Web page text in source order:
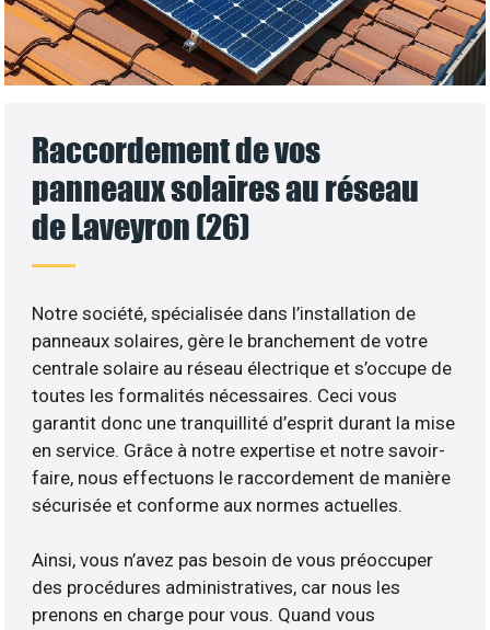
Raccordement de vos
panneaux solaires au réseau
de Laveyron (26)
Notre société, spécialisée dans l’installation de
panneaux solaires, gère le branchement de votre
centrale solaire au réseau électrique et s’occupe de
toutes les formalités nécessaires. Ceci vous
garantit donc une tranquillité d’esprit durant la mise
en service. Grâce à notre expertise et notre savoir-
faire, nous effectuons le raccordement de manière
sécurisée et conforme aux normes actuelles.
Ainsi, vous n’avez pas besoin de vous préoccuper
des procédures administratives, car nous les
prenons en charge pour vous. Quand vous